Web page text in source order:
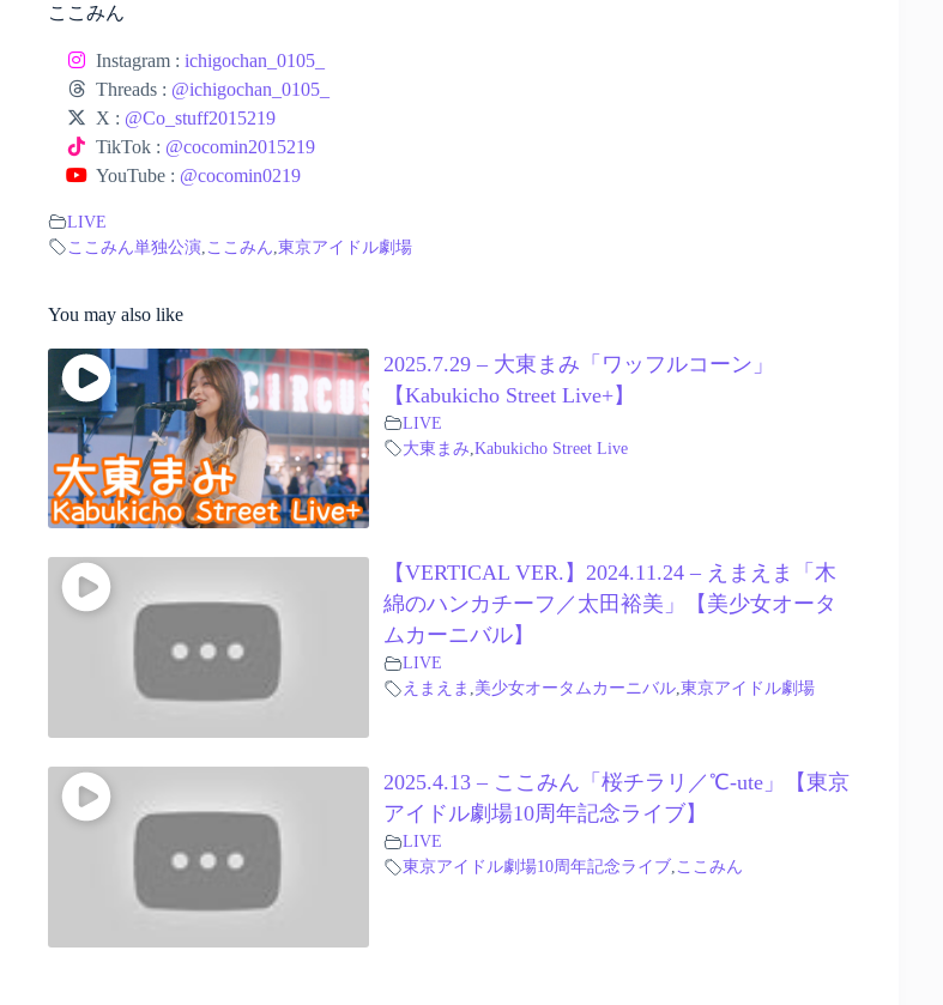
ここみん
Instagram : ichigochan_0105_
Threads : @ichigochan_0105_
X : @Co_stuff2015219
TikTok : @cocomin2015219
YouTube : @cocomin0219
LIVE
ここみん単独公演 ここみん 東京アイドル劇場
You may also like
2025.7.29 – 大東まみ「ワッフルコーン」
【Kabukicho Street Live+】
LIVE
大東まみ Kabukicho Street Live
【VERTICAL VER.】2024.11.24 – えまえま「木
綿のハンカチーフ／太田裕美」【美少女オータ
ムカーニバル】
LIVE
えまえま ,美少女オータムカーニバル,東京アイドル劇場
2025.4.13 – ここみん「桜チラリ／℃-ute」【東京
アイドル劇場10周年記念ライブ】
LIVE
東京アイドル劇場10周年記念ライブ ここみん